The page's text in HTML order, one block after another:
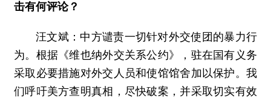
击有何评论？
汪文斌：中方谴责一切针对外交使团的暴力行
为。根据《维也纳外交关系公约》，驻在国有义务
采取必要措施对外交人员和使馆馆舍加以保护。我
们呼吁美方查明真相，尽快破案，并采取切实有效